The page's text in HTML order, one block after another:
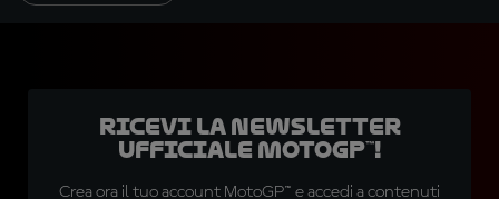
Ricevi la newsletter
ufficiale MotoGP™!
Crea ora il tuo account MotoGP™ e accedi a contenuti